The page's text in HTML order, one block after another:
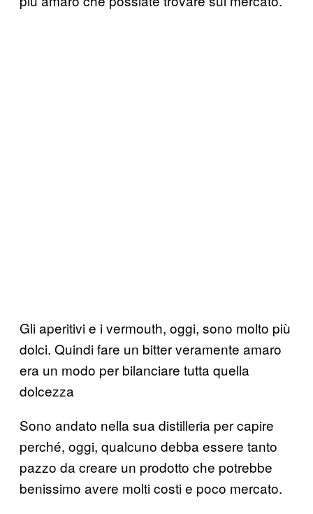
Gli aperitivi e i vermouth, oggi, sono molto più
dolci. Quindi fare un bitter veramente amaro
era un modo per bilanciare tutta quella
dolcezza
Sono andato nella sua distilleria per capire
perché, oggi, qualcuno debba essere tanto
pazzo da creare un prodotto che potrebbe
benissimo avere molti costi e poco mercato.